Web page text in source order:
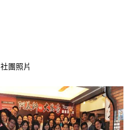
社團照片